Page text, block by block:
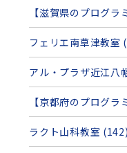
【滋賀県のプログ
フェリエ南草津教室
アル・プラザ近江八
【京都府のプログ
ラクト山科教室 (142)